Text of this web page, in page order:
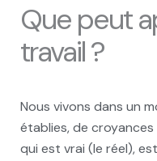
Que peut
travail ?
Nous vivons dans un
établies, de
qui est vrai (le réel),